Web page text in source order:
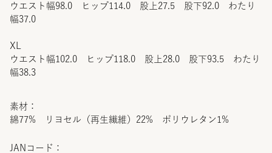
JANコード：
ウエスト幅98.0 ヒップ114.0 股上27.5 股下92.0 わたり
幅37.0
XL
ウエスト幅102.0 ヒップ118.0 股上28.0 股下93.5 わたり
幅38.3
素材：
綿77% リヨセル（再生繊維）22% ポリウレタン1%